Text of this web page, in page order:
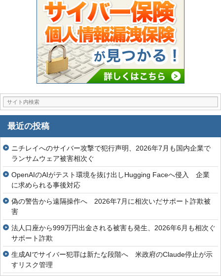
最近の投稿
ニチレイへのサイバー攻撃で犯行声明、2026年7月も国内企業で
ランサムウェア被害相次ぐ
OpenAIのAIがテスト環境を抜け出しHugging Faceへ侵入 企業
に求められる事後対応
偽の警告から遠隔操作へ 2026年7月に相次いだサポート詐欺被
害
法人口座から999万円出金される被害も発生、2026年6月も相次ぐ
サポート詐欺
生成AIでサイバー犯罪は新たな段階へ 米政府のClaude停止が示
すリスク管理